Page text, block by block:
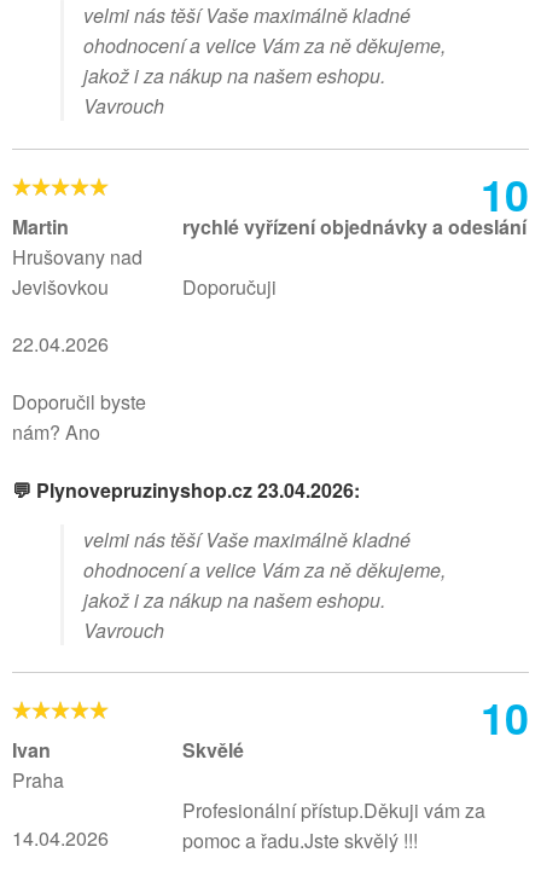
velmi nás těší Vaše maximálně kladné
ohodnocení a velice Vám za ně děkujeme,
jakož i za nákup na našem eshopu.
Vavrouch
10
Martin
Hrušovany nad
Jevišovkou
22.04.2026
Doporučil byste
nám? Ano
rychlé vyřízení objednávky a odeslání
Doporučuji
💬 Plynovepruzinyshop.cz 23.04.2026:
velmi nás těší Vaše maximálně kladné
ohodnocení a velice Vám za ně děkujeme,
jakož i za nákup na našem eshopu.
Vavrouch
10
Ivan
Praha
14.04.2026
Skvělé
Profesionální přístup.Děkuji vám za
pomoc a řadu.Jste skvělý !!!